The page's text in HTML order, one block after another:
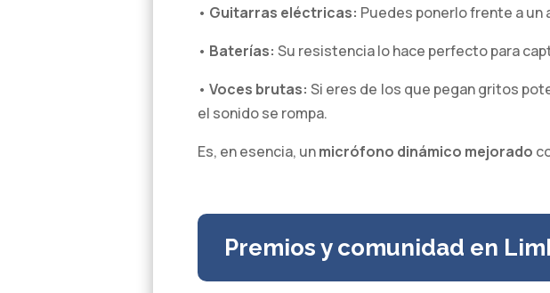
• Guitarras eléctricas: Puedes ponerlo frente a un
• Baterías: Su resistencia lo hace perfecto para
•Voces brutas: Si eres de los que pegan gritos
el sonido se rompa.
Es, en esencia, unmicrófono dinámico mejorado
Premios y comunidad en